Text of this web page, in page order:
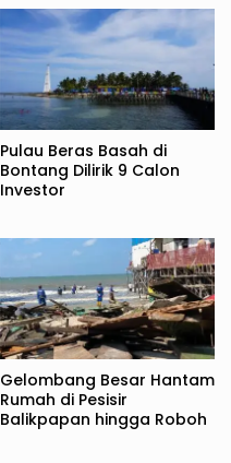
Pulau Beras Basah di
Bontang Dilirik 9 Calon
Investor
Gelombang Besar Hantam
Rumah di Pesisir
Balikpapan hingga Roboh